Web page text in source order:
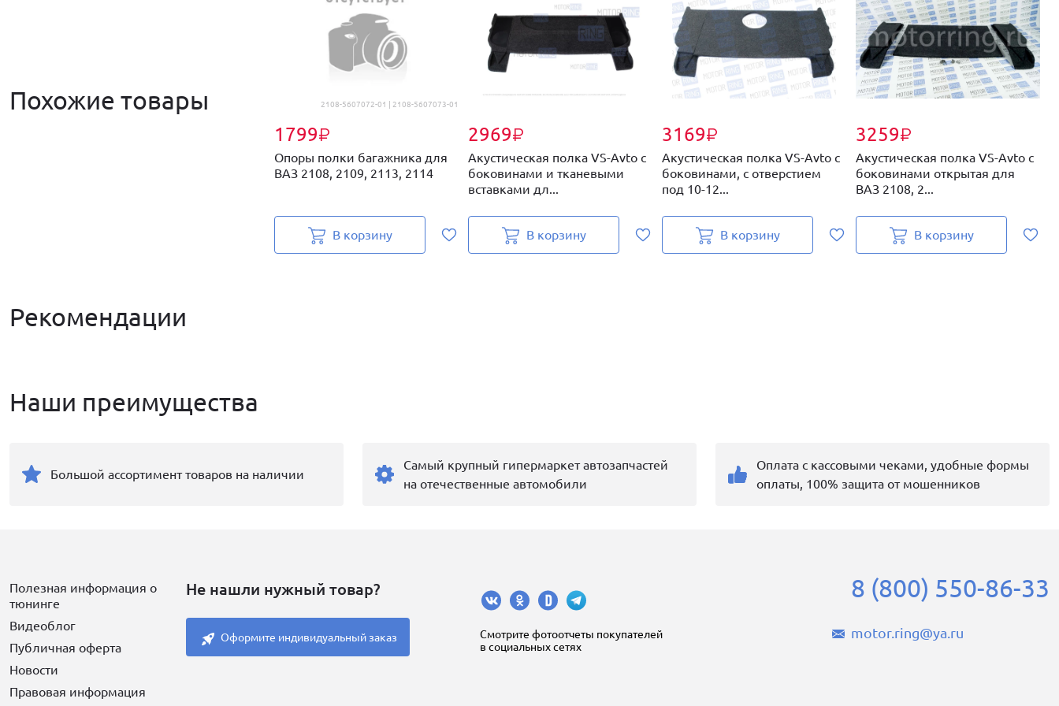
Похожие товары 2108-5607072-01 | 2108-5607073-01
1799₽
Опоры полки багажника для
ВАЗ 2108, 2109, 2113, 2114
В корзину
2969₽
Акустическая полка VS-Avto с
боковинами и тканевыми
вставками дл...
В корзину
3169₽
Акустическая полка VS-Avto с
боковинами, c отверстием
под 10-12...
В корзину
3259₽
Акустическая полка VS-Avto с
боковинами открытая для
ВАЗ 2108, 2...
В корзину
Рекомендации
Наши преимущества
Большой ассортимент товаров на наличии
Самый крупный гипермаркет автозапчастей
на отечественные автомобили
Оплата с кассовыми чеками, удобные формы
оплаты, 100% защита от мошенников
Полезная информация о
тюнинге
Видеоблог
Публичная оферта
Новости
Правовая информация
Не нашли нужный товар?
Оформите индивидуальный заказ
Cмотрите фотоотчеты покупателей
в социальных сетях
8 (800) 550-86-33
motor.ring@ya.ru